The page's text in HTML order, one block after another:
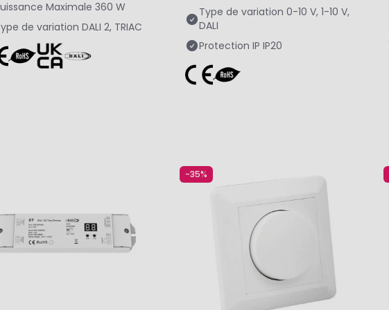
Maximale 360 W
de variation DALI 2, TRIAC
Type de variation 0-10 V, 1-10 V,
DALI
Protection IP IP20
-35%